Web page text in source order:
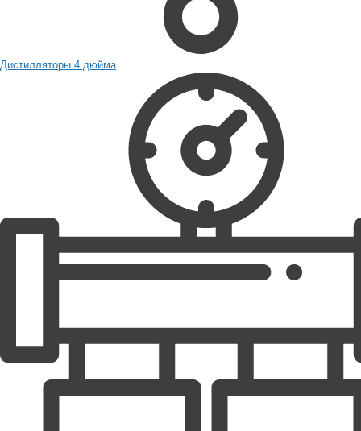
Дистилляторы 4 дюйма